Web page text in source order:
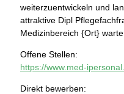
weiterzuentwickeln und
attraktive Dipl
Medizinbereich {Ort}
Offene Stellen:
https://www.med-
Direkt bewerben: